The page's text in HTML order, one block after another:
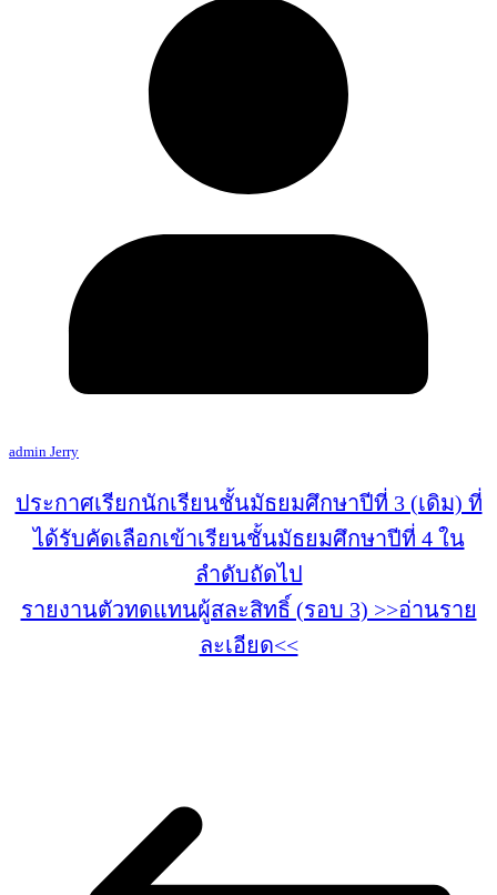
admin Jerry
ประกาศเรียกนักเรียนชั้นมัธยมศึกษาปีที่ 3 (เดิม) ที่
ได้รับคัดเลือกเข้าเรียนชั้นมัธยมศึกษาปีที่ 4 ใน
ลำดับถัดไป
รายงานตัวทดแทนผู้สละสิทธิ์ (รอบ 3) >>อ่านราย
ละเอียด<<